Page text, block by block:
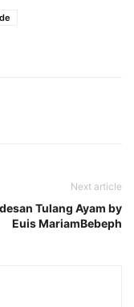
Next article
Tulang Ayam by
Euis MariamBebeph